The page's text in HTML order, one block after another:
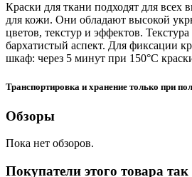
Краски для ткани подходят для
для кожи. Они обладают высокой
цветов, текстур и эффектов.
бархатистый аспект. Для фиксации
шкаф: через 5 минут при 150°C
Транспортировка и хранение только при
Обзоры
Пока нет обзоров.
Покупатели этого товара